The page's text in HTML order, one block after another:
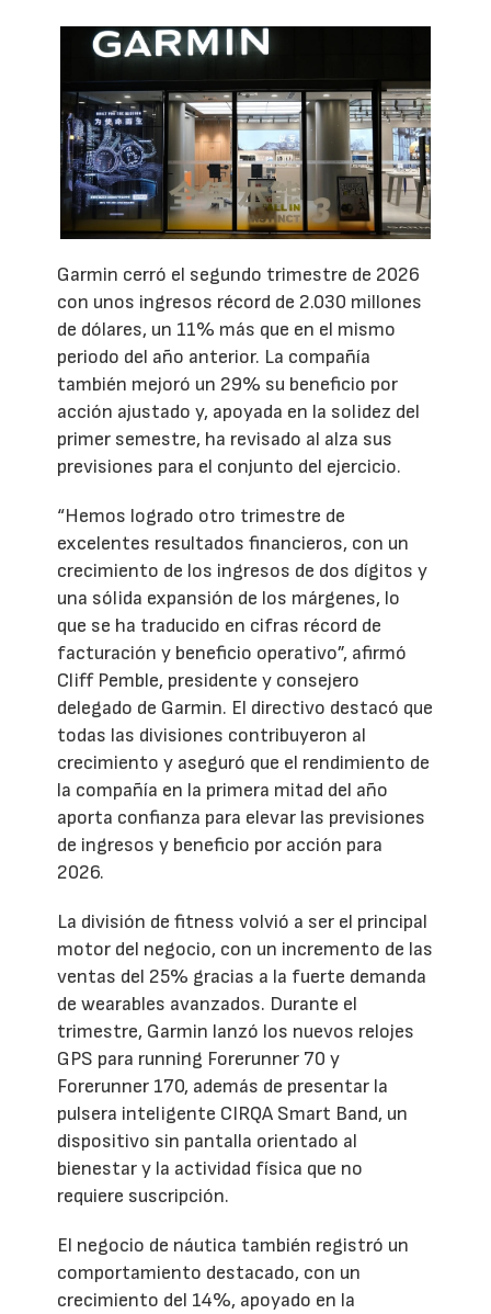
Garmin cerró el segundo trimestre de 2026
con unos ingresos récord de 2.030 millones
de dólares, un 11% más que en el mismo
periodo del año anterior. La compañía
también mejoró un 29% su beneficio por
acción ajustado y, apoyada en la solidez del
primer semestre, ha revisado al alza sus
previsiones para el conjunto del ejercicio.
“Hemos logrado otro trimestre de
excelentes resultados financieros, con un
crecimiento de los ingresos de dos dígitos y
una sólida expansión de los márgenes, lo
que se ha traducido en cifras récord de
facturación y beneficio operativo”, afirmó
Cliff Pemble, presidente y consejero
delegado de Garmin. El directivo destacó que
todas las divisiones contribuyeron al
crecimiento y aseguró que el rendimiento de
la compañía en la primera mitad del año
aporta confianza para elevar las previsiones
de ingresos y beneficio por acción para
2026.
La división de fitness volvió a ser el principal
motor del negocio, con un incremento de las
ventas del 25% gracias a la fuerte demanda
de wearables avanzados. Durante el
trimestre, Garmin lanzó los nuevos relojes
GPS para running Forerunner 70 y
Forerunner 170, además de presentar la
pulsera inteligente CIRQA Smart Band, un
dispositivo sin pantalla orientado al
bienestar y la actividad física que no
requiere suscripción.
El negocio de náutica también registró un
comportamiento destacado, con un
crecimiento del 14%, apoyado en la